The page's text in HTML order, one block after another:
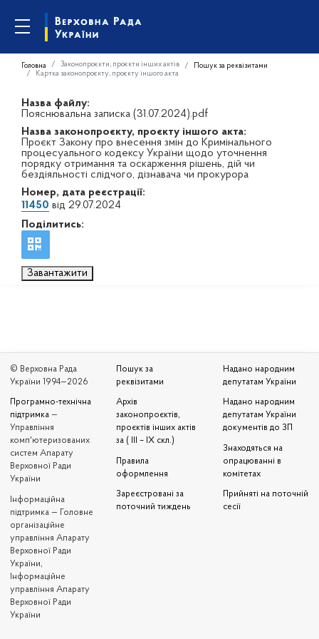
Головна Законопроєкти, проєкти інших актів
Пошук за реквізитами
Картка законопроєкту, проєкту іншого акта
Назва файлу:
Пояснювальна записка (31.07.2024).pdf
Назва законопроєкту, проєкту іншого акта:
Проєкт Закону про внесення змін до Кримінального
процесуального кодексу України щодо уточнення
порядку отримання та оскарження рішень, дій чи
бездіяльності слідчого, дізнавача чи прокурора
Номер, дата реєстрації:
11450 від 29.07.2024
Поділитись:
Завантажити
© Верховна Рада
України 1994—2026
Програмно-технічна
підтримка —
Управління
комп'ютеризованих
систем Апарату
Верховної Ради
України
Iнформаційна
підтримка — Головне
організаційне
управління Апарату
Верховної Ради
України,
Інформаційне
управління Апарату
Верховної Ради
України
Пошук за
реквізитами
Архів
законопроєктів,
проєктів інших актів
за ( III – IX скл.)
Правила
оформлення
Зареєстровані за
поточний тиждень
Надано народним
депутатам України
Надано народним
депутатам України
документів до ЗП
Знаходяться на
опрацюванні в
комітетах
Прийняті на поточній
сесії